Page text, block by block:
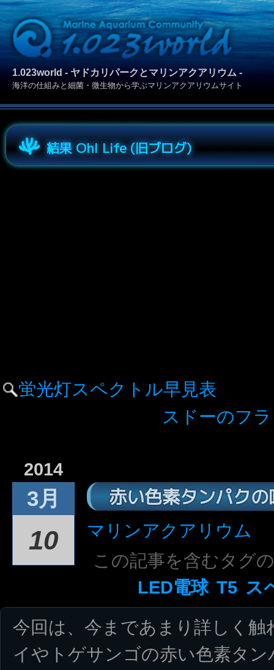
1.023world - ヤドカリパークとマリンアクアリウム -
海洋の仕組みと細菌・微生物から学ぶマリンアクアリウムサイト
結果 Oh! Life (旧ブログ)
蛍光灯スペクトル早見表
スドーのフ
2014
3月
10
赤い色素タンパク
マリンアクアリウム
この記事を含むタグ
LED電球 T5 ス
今回は、今まであまり詳しく
イやトゲサンゴの赤い色素タ